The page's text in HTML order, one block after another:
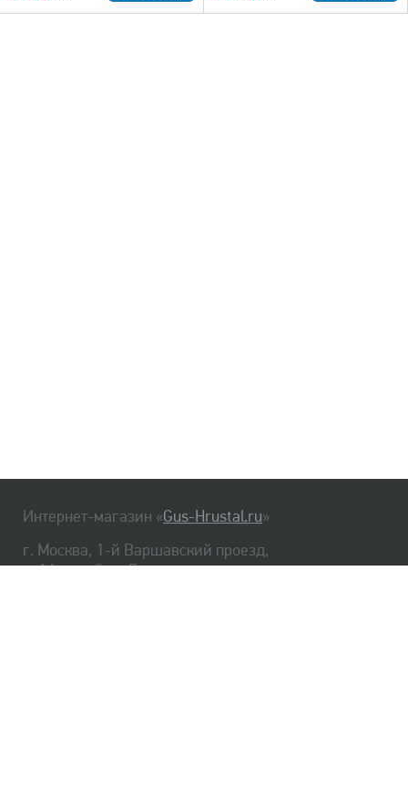
Интернет-магазин «Gus-Hrustal.ru»
г. Москва, 1-й Варшавский проезд,
д. 1А, стр. 3, м. Варшавская